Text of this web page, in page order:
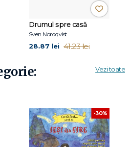
poate învăța copilul din această
s-a născut în Helsingborg, Suedia,
Drumul spre casă
Sven Nordqvist
28.87 lei 41.23 lei
Vezi toate
-30%